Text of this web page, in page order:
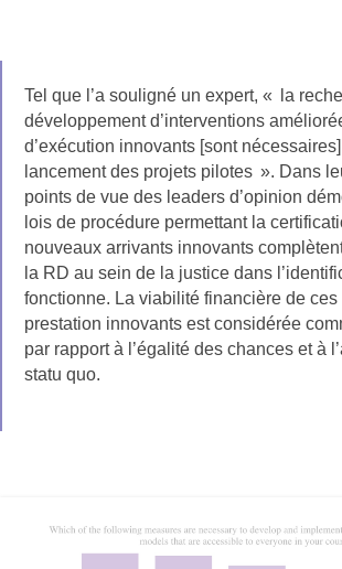
Tel que l’a souligné un expert, « la
développement d’interventions
d’exécution innovants [sont
lancement des projets pilotes ». Dans
points de vue des leaders d’opinion
lois de procédure permettant la
nouveaux arrivants innovants
la RD au sein de la justice dans
fonctionne. La viabilité financière de
prestation innovants est considérée
par rapport à l’égalité des chances et à
statu quo.